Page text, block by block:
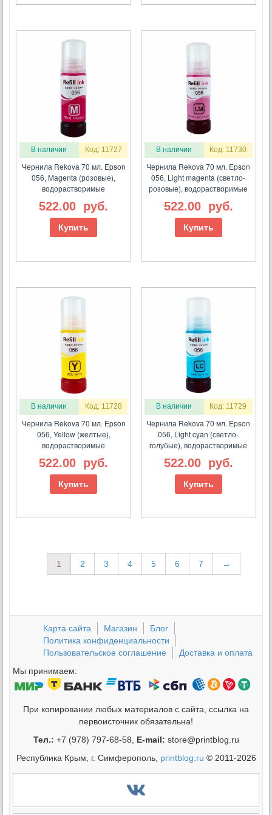
В наличии Код: 11727
Чернила Rekova 70 мл. Epson
056, Magenta (розовые),
водорастворимые
522.00 руб.
Купить
В наличии Код: 11730
Чернила Rekova 70 мл. Epson
056, Light magenta (светло-
розовые), водорастворимые
522.00 руб.
Купить
В наличии Код: 11728
Чернила Rekova 70 мл. Epson
056, Yellow (желтые),
водорастворимые
522.00 руб.
Купить
В наличии Код: 11729
Чернила Rekova 70 мл. Epson
056, Light cyan (светло-
голубые), водорастворимые
522.00 руб.
Купить
1 2 3 4 5 6 7 →
Карта сайта Магазин
Блог
Политика конфиденциальности
Пользовательское соглашение
Доставка и оплата
Мы принимаем:
При копировании любых материалов с сайта, ссылка на
первоисточник обязательна!
Тел.: +7 (978) 797-68-58, E-mail: store@printblog.ru
Республика Крым, г. Симферополь, printblog.ru © 2011-2026